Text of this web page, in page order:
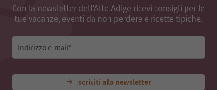
Con la newsletter dell’Alto Adige ricevi consigli per le
tue vacanze, eventi da non perdere e ricette tipiche.
Indirizzo e-mail*
Iscriviti alla newsletter